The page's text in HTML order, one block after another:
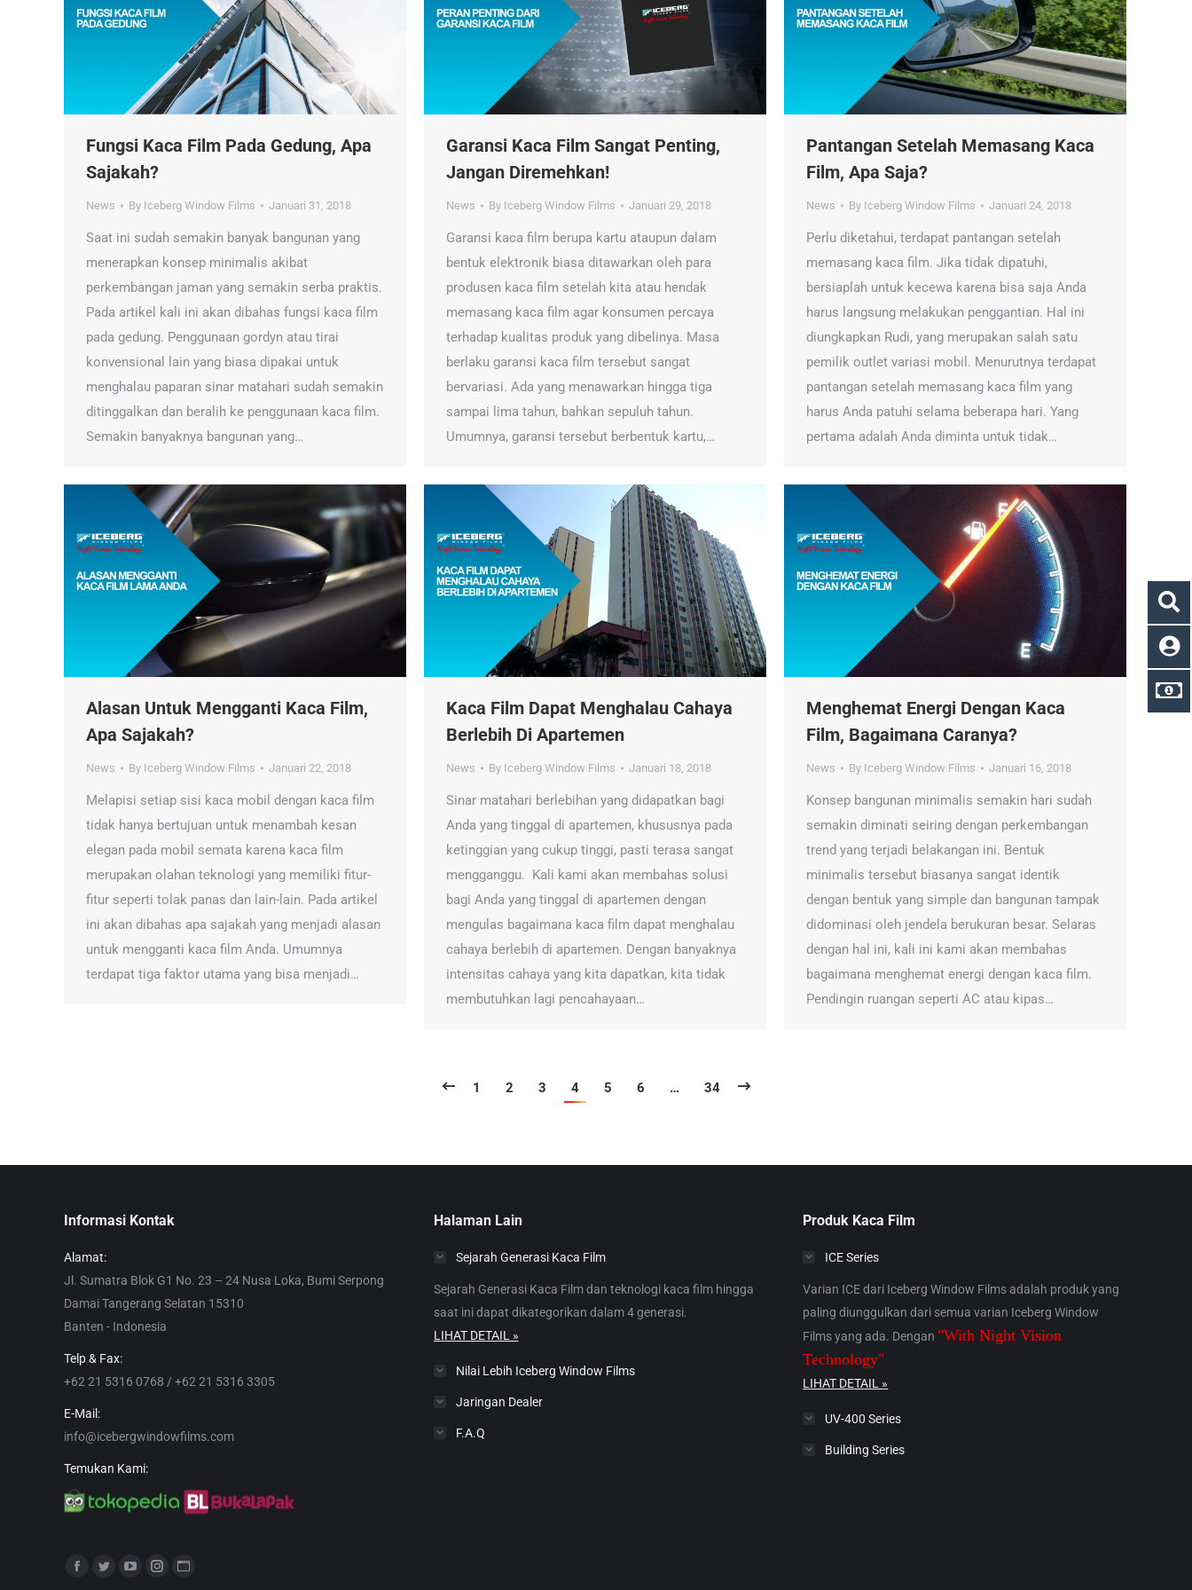
Fungsi Kaca Film Pada Gedung, Apa
Sajakah?
News By Iceberg Window Films Januari 31, 2018
Saat ini sudah semakin banyak bangunan yang
menerapkan konsep minimalis akibat
perkembangan jaman yang semakin serba praktis.
Pada artikel kali ini akan dibahas fungsi kaca film
pada gedung. Penggunaan gordyn atau tirai
konvensional lain yang biasa dipakai untuk
menghalau paparan sinar matahari sudah semakin
ditinggalkan dan beralih ke penggunaan kaca film.
Semakin banyaknya bangunan yang…
Garansi Kaca Film Sangat Penting,
Jangan Diremehkan!
News By Iceberg Window Films Januari 29, 2018
Garansi kaca film berupa kartu ataupun dalam
bentuk elektronik biasa ditawarkan oleh para
produsen kaca film setelah kita atau hendak
memasang kaca film agar konsumen percaya
terhadap kualitas produk yang dibelinya. Masa
berlaku garansi kaca film tersebut sangat
bervariasi. Ada yang menawarkan hingga tiga
sampai lima tahun, bahkan sepuluh tahun.
Umumnya, garansi tersebut berbentuk kartu,…
Pantangan Setelah Memasang Kaca
Film, Apa Saja?
News By Iceberg Window Films Januari 24, 2018
Perlu diketahui, terdapat pantangan setelah
memasang kaca film. Jika tidak dipatuhi,
bersiaplah untuk kecewa karena bisa saja Anda
harus langsung melakukan penggantian. Hal ini
diungkapkan Rudi, yang merupakan salah satu
pemilik outlet variasi mobil. Menurutnya terdapat
pantangan setelah memasang kaca film yang
harus Anda patuhi selama beberapa hari. Yang
pertama adalah Anda diminta untuk tidak…
Alasan Untuk Mengganti Kaca Film,
Apa Sajakah?
News By Iceberg Window Films Januari 22, 2018
Melapisi setiap sisi kaca mobil dengan kaca film
tidak hanya bertujuan untuk menambah kesan
elegan pada mobil semata karena kaca film
merupakan olahan teknologi yang memiliki fitur-
fitur seperti tolak panas dan lain-lain. Pada artikel
ini akan dibahas apa sajakah yang menjadi alasan
untuk mengganti kaca film Anda. Umumnya
terdapat tiga faktor utama yang bisa menjadi…
Kaca Film Dapat Menghalau Cahaya
Berlebih Di Apartemen
News By Iceberg Window Films Januari 18, 2018
Sinar matahari berlebihan yang didapatkan bagi
Anda yang tinggal di apartemen, khususnya pada
ketinggian yang cukup tinggi, pasti terasa sangat
mengganggu. Kali kami akan membahas solusi
bagi Anda yang tinggal di apartemen dengan
mengulas bagaimana kaca film dapat menghalau
cahaya berlebih di apartemen. Dengan banyaknya
intensitas cahaya yang kita dapatkan, kita tidak
membutuhkan lagi pencahayaan…
Menghemat Energi Dengan Kaca
Film, Bagaimana Caranya?
News By Iceberg Window Films Januari 16, 2018
Konsep bangunan minimalis semakin hari sudah
semakin diminati seiring dengan perkembangan
trend yang terjadi belakangan ini. Bentuk
minimalis tersebut biasanya sangat identik
dengan bentuk yang simple dan bangunan tampak
didominasi oleh jendela berukuran besar. Selaras
dengan hal ini, kali ini kami akan membahas
bagaimana menghemat energi dengan kaca film.
Pendingin ruangan seperti AC atau kipas…
1 2 3 4 5 6 … 34
Informasi Kontak
Alamat:
Jl. Sumatra Blok G1 No. 23 – 24 Nusa Loka, Bumi Serpong
Damai Tangerang Selatan 15310
Banten - Indonesia
Telp & Fax:
+62 21 5316 0768 / +62 21 5316 3305
E-Mail:
info@icebergwindowfilms.com
Temukan Kami:
Find us on:
Halaman Lain
Sejarah Generasi Kaca Film
Sejarah Generasi Kaca Film dan teknologi kaca film hingga
saat ini dapat dikategorikan dalam 4 generasi.
LIHAT DETAIL »
Nilai Lebih Iceberg Window Films
Jaringan Dealer
F.A.Q
Produk Kaca Film
ICE Series
Varian ICE dari Iceberg Window Films adalah produk yang
paling diunggulkan dari semua varian Iceberg Window
Films yang ada. Dengan "With Night Vision
Technology"
LIHAT DETAIL »
UV-400 Series
Building Series